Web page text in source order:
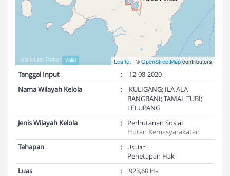
Leaflet | ©OpenStreetMapcontributors
Validasi Peta: Valid
Tanggal Input :
12-08-2020
Nama Wilayah Kelola
:
KULIGANG; ILA ALA
BANGBANI; TAMAL TUBI;
LELUPANG
Jenis Wilayah Kelola
:
Perhutanan Sosial
Hutan Kemasyarakatan
Tahapan
: Usulan
Penetapan Hak
Luas
:
923,60 Ha